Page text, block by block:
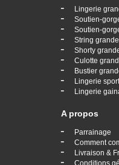
- Lingerie
- Soutien-
- Soutien-
- String
- Shorty
- Culotte
- Bustier
- Lingerie
- Lingerie
A propos
- Parrainage
- Comment
- Livraison &
-